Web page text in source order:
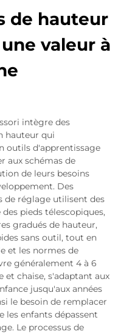
de hauteur
valeur à
intègre des
hauteur qui
outils d'apprentissage
aux schémas de
de leurs besoins
Des
de réglage utilisent des
pieds télescopiques,
gradués de hauteur,
sans outil, tout en
et les normes de
généralement 4 à 6
et chaise, s'adaptant aux
jusqu'aux années
le besoin de remplacer
les enfants dépassent
Le processus de